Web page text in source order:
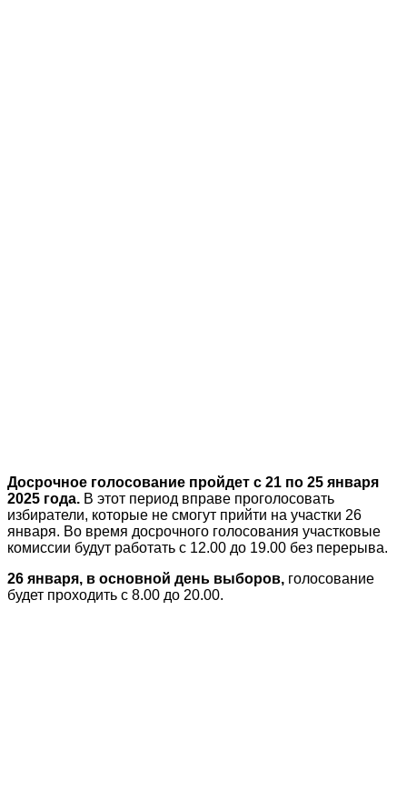
Досрочное голосование пройдет с 21 по 25 января
2025 года. В этот период вправе проголосовать
избиратели, которые не смогут прийти на участки 26
января. Во время досрочного голосования участковые
комиссии будут работать с 12.00 до 19.00 без перерыва.
26 января, в основной день выборов, голосование
будет проходить с 8.00 до 20.00.